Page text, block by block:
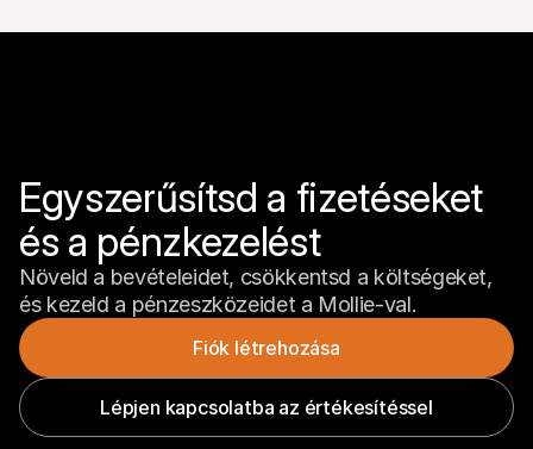
Egyszerűsítsd a fizetéseket
és a pénzkezelést
Növeld a bevételeidet, csökkentsd a költségeket,
és kezeld a pénzeszközeidet a Mollie-val.
Fiók létrehozása
Lépjen kapcsolatba az értékesítéssel